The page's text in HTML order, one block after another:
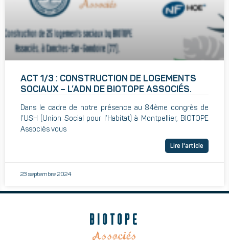
ACT 1/3 : CONSTRUCTION DE LOGEMENTS
SOCIAUX – L’ADN DE BIOTOPE ASSOCIÉS.
Dans le cadre de notre présence au 84ème congrès de
l’USH (Union Social pour l’Habitat) à Montpellier, BIOTOPE
Associés vous
Lire l'article
23 septembre 2024
BIOTOPE
Associés